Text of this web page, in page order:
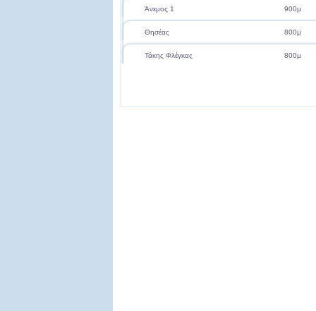
Άνεμος 1 900μ
Θησέας 800μ
Τάκης Φλέγκας 800μ